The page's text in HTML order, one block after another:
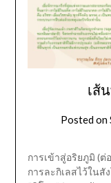
เส้
Posted on
การเข้าสู่อริยภูมิ (ต่
การละกิเลสไว้ในสั